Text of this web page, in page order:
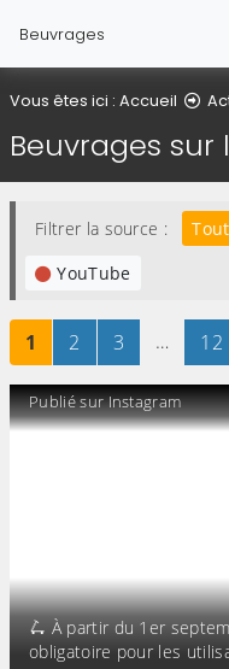
Beuvrages
Vous êtes ici : Accueil
Beuvrages sur
Filtrer la source : Tout
YouTube
Page
1 sur 12Page
2 sur 12Page
3sur 12
… Page
12
Publié sur Instagram
🛴 À partir du 1er
obligatoire pour les